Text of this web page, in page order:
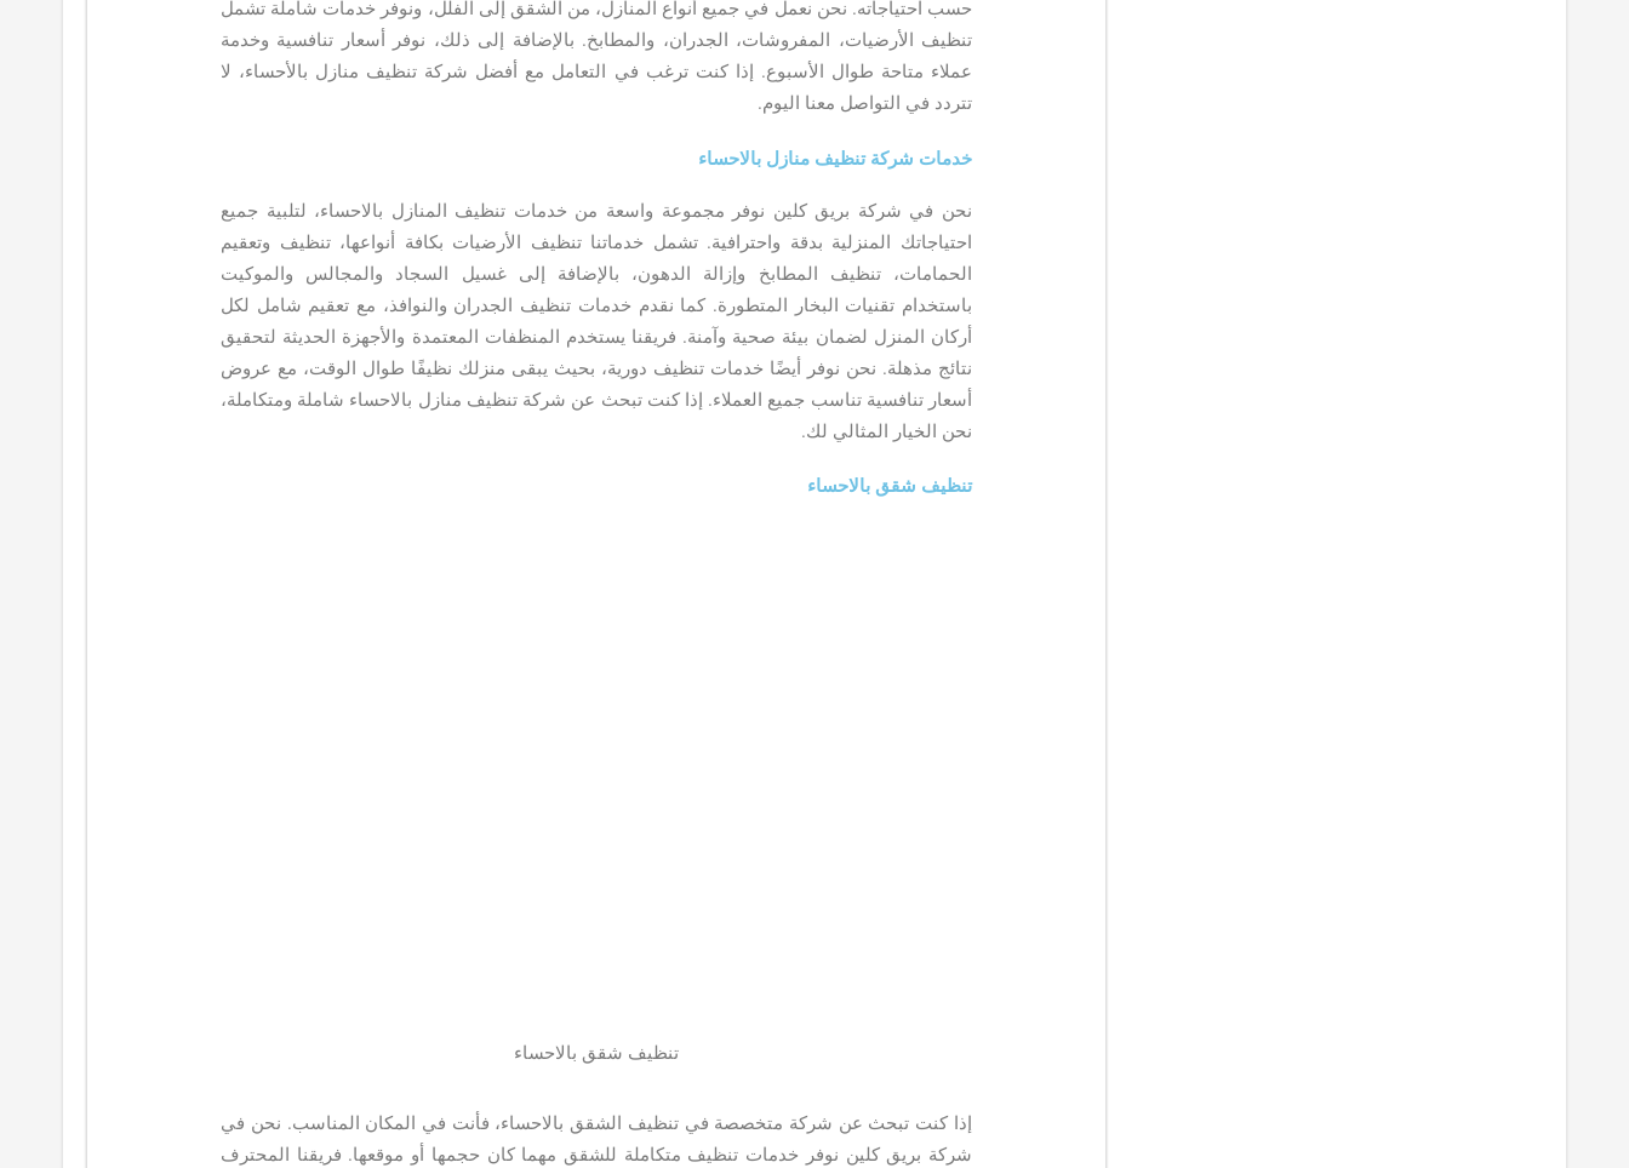
حسب احتياجاته. نحن نعمل في جميع أنواع المنازل، من الشقق إلى الفلل، ونوفر خدمات شاملة تشمل
تنظيف الأرضيات، المفروشات، الجدران، والمطابخ. بالإضافة إلى ذلك، نوفر أسعار تنافسية وخدمة
عملاء متاحة طوال الأسبوع. إذا كنت ترغب في التعامل مع أفضل شركة تنظيف منازل بالأحساء، لا
تتردد في التواصل معنا اليوم.
خدمات شركة تنظيف منازل بالاحساء
نحن في شركة بريق كلين نوفر مجموعة واسعة من خدمات تنظيف المنازل بالاحساء، لتلبية جميع
احتياجاتك المنزلية بدقة واحترافية. تشمل خدماتنا تنظيف الأرضيات بكافة أنواعها، تنظيف وتعقيم
الحمامات، تنظيف المطابخ وإزالة الدهون، بالإضافة إلى غسيل السجاد والمجالس والموكيت
باستخدام تقنيات البخار المتطورة. كما نقدم خدمات تنظيف الجدران والنوافذ، مع تعقيم شامل لكل
أركان المنزل لضمان بيئة صحية وآمنة. فريقنا يستخدم المنظفات المعتمدة والأجهزة الحديثة لتحقيق
نتائج مذهلة. نحن نوفر أيضًا خدمات تنظيف دورية، بحيث يبقى منزلك نظيفًا طوال الوقت، مع عروض
أسعار تنافسية تناسب جميع العملاء. إذا كنت تبحث عن شركة تنظيف منازل بالاحساء شاملة ومتكاملة،
نحن الخيار المثالي لك.
تنظيف شقق بالاحساء
تنظيف شقق بالاحساء
إذا كنت تبحث عن شركة متخصصة في تنظيف الشقق بالاحساء، فأنت في المكان المناسب. نحن في
شركة بريق كلين نوفر خدمات تنظيف متكاملة للشقق مهما كان حجمها أو موقعها. فريقنا المحترف